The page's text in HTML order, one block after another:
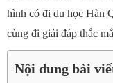
hình có đi du học Hàn
cùng đi giải đáp thắc
Nội dung bài